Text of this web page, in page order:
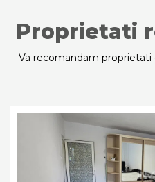
Proprietati
Va recomandam